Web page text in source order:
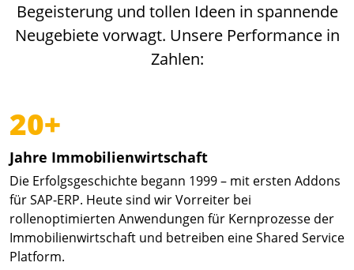
Begeisterung und tollen Ideen in spannende
Neugebiete vorwagt. Unsere Performance in
Zahlen:
20+
Jahre Immobilienwirtschaft
Die Erfolgsgeschichte begann 1999 – mit ersten Addons
für SAP-ERP. Heute sind wir Vorreiter bei
rollenoptimierten Anwendungen für Kernprozesse der
Immobilienwirtschaft und betreiben eine Shared Service
Platform.